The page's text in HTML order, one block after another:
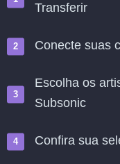
Transferir
Conecte suas
Escolha os
Subsonic
Confira sua